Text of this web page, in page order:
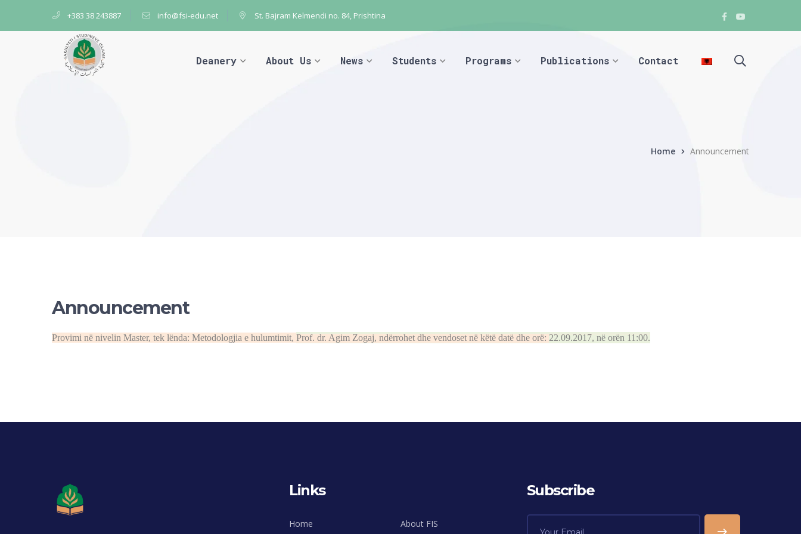
+383 38 243887 info@fsi-edu.net St. Bajram Kelmendi no. 84, Prishtina
Facebook
FacebookFacebook
Deanery About Us News Students Programs Publications Contact
Home Announcement
Announcement
Provimi në nivelin Master, tek lënda: Metodologjia e hulumtimit, Prof. dr. Agim Zogaj, ndërrohet dhe vendoset në këtë datë dhe orë: 22.09.2017, në orën 11:00.
Links
Home About FIS
Subscribe